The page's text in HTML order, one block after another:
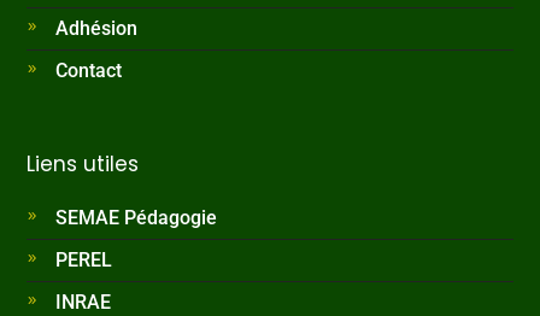
Adhésion
Contact
Liens utiles
SEMAE Pédagogie
PEREL
INRAE